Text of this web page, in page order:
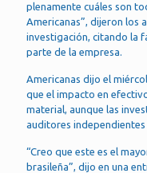
plenamente cuáles son
Americanas”, dijeron los
investigación, citando la
parte de la empresa.
Americanas dijo el
que el impacto en
material, aunque las
auditores
“Creo que este es el
brasileña”, dijo en una